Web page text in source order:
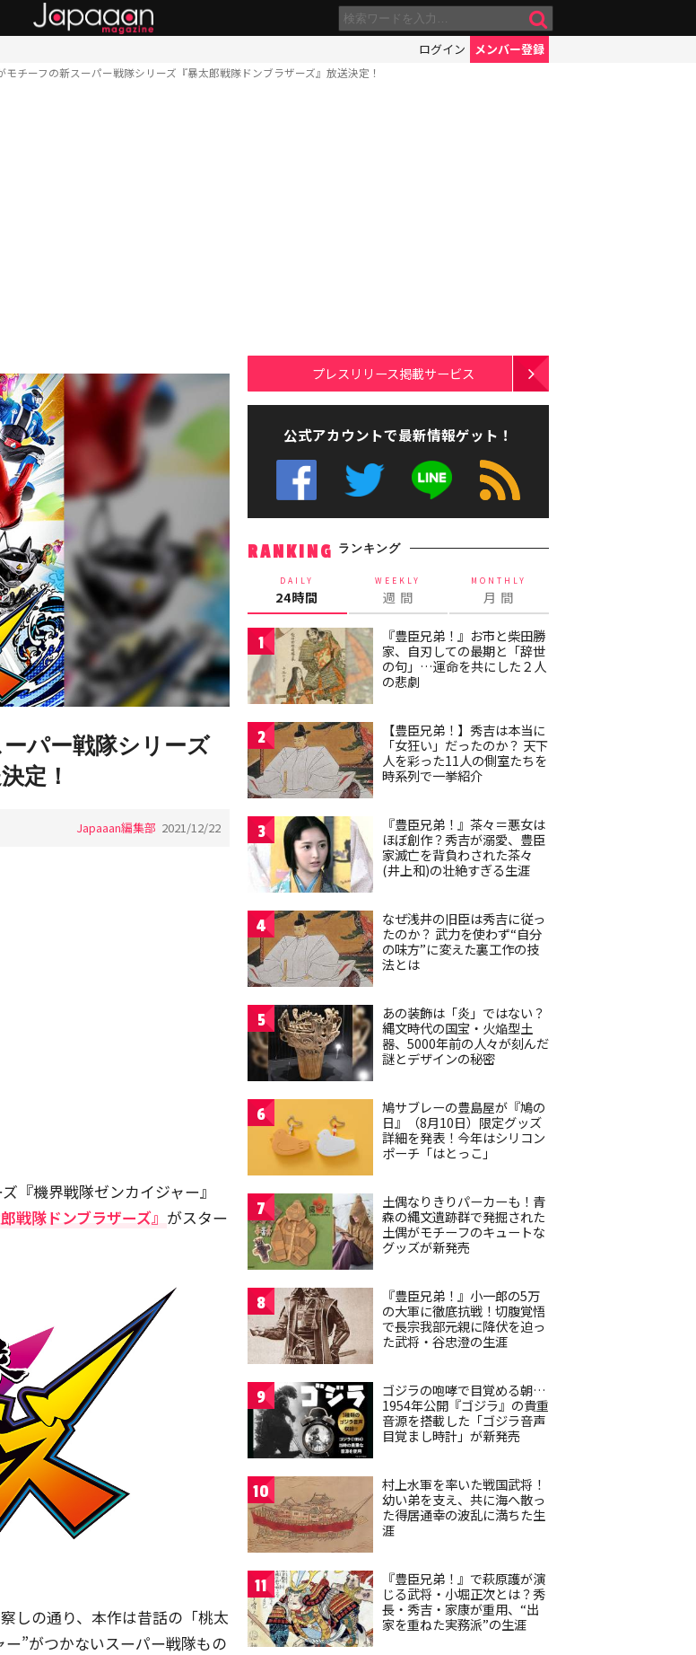
ログイン メンバー登録
モチーフの新スーパー戦隊シリーズ『暴太郎戦隊ドンブラザーズ』放送決定！
パー戦隊シリーズ
定！
Japaaan編集部 2021/12/22
『機界戦隊ゼンカイジャー』
郎戦隊ドンブラザーズ』 がスター
しの通り、本作は昔話の「桃太
”がつかないスーパー戦隊もの
プレスリリース掲載サービス
公式アカウントで最新情報ゲット！
RANKING ランキング
DAILY
24時間
WEEKLY
週 間
MONTHLY
月 間
1
『豊臣兄弟！』お市と柴田勝
家、自刃しての最期と「辞世
の句」…運命を共にした２人
の悲劇
2
【豊臣兄弟！】秀吉は本当に
「女狂い」だったのか？ 天下
人を彩った11人の側室たちを
時系列で一挙紹介
3
『豊臣兄弟！』茶々＝悪女は
ほぼ創作？秀吉が溺愛、豊臣
家滅亡を背負わされた茶々
(井上和)の壮絶すぎる生涯
4
なぜ浅井の旧臣は秀吉に従っ
たのか？ 武力を使わず“自分
の味方”に変えた裏工作の技
法とは
5
あの装飾は「炎」ではない？
縄文時代の国宝・火焔型土
器、5000年前の人々が刻んだ
謎とデザインの秘密
6
鳩サブレーの豊島屋が『鳩の
日』（8月10日）限定グッズ
詳細を発表！今年はシリコン
ポーチ「はとっこ」
7
土偶なりきりパーカーも！青
森の縄文遺跡群で発掘された
土偶がモチーフのキュートな
グッズが新発売
8
『豊臣兄弟！』小一郎の5万
の大軍に徹底抗戦！切腹覚悟
で長宗我部元親に降伏を迫っ
た武将・谷忠澄の生涯
9
ゴジラの咆哮で目覚める朝…
1954年公開『ゴジラ』の貴重
音源を搭載した「ゴジラ音声
目覚まし時計」が新発売
10
村上水軍を率いた戦国武将！
幼い弟を支え、共に海へ散っ
た得居通幸の波乱に満ちた生
涯
11
『豊臣兄弟！』で萩原護が演
じる武将・小堀正次とは？秀
長・秀吉・家康が重用、“出
家を重ねた実務派”の生涯